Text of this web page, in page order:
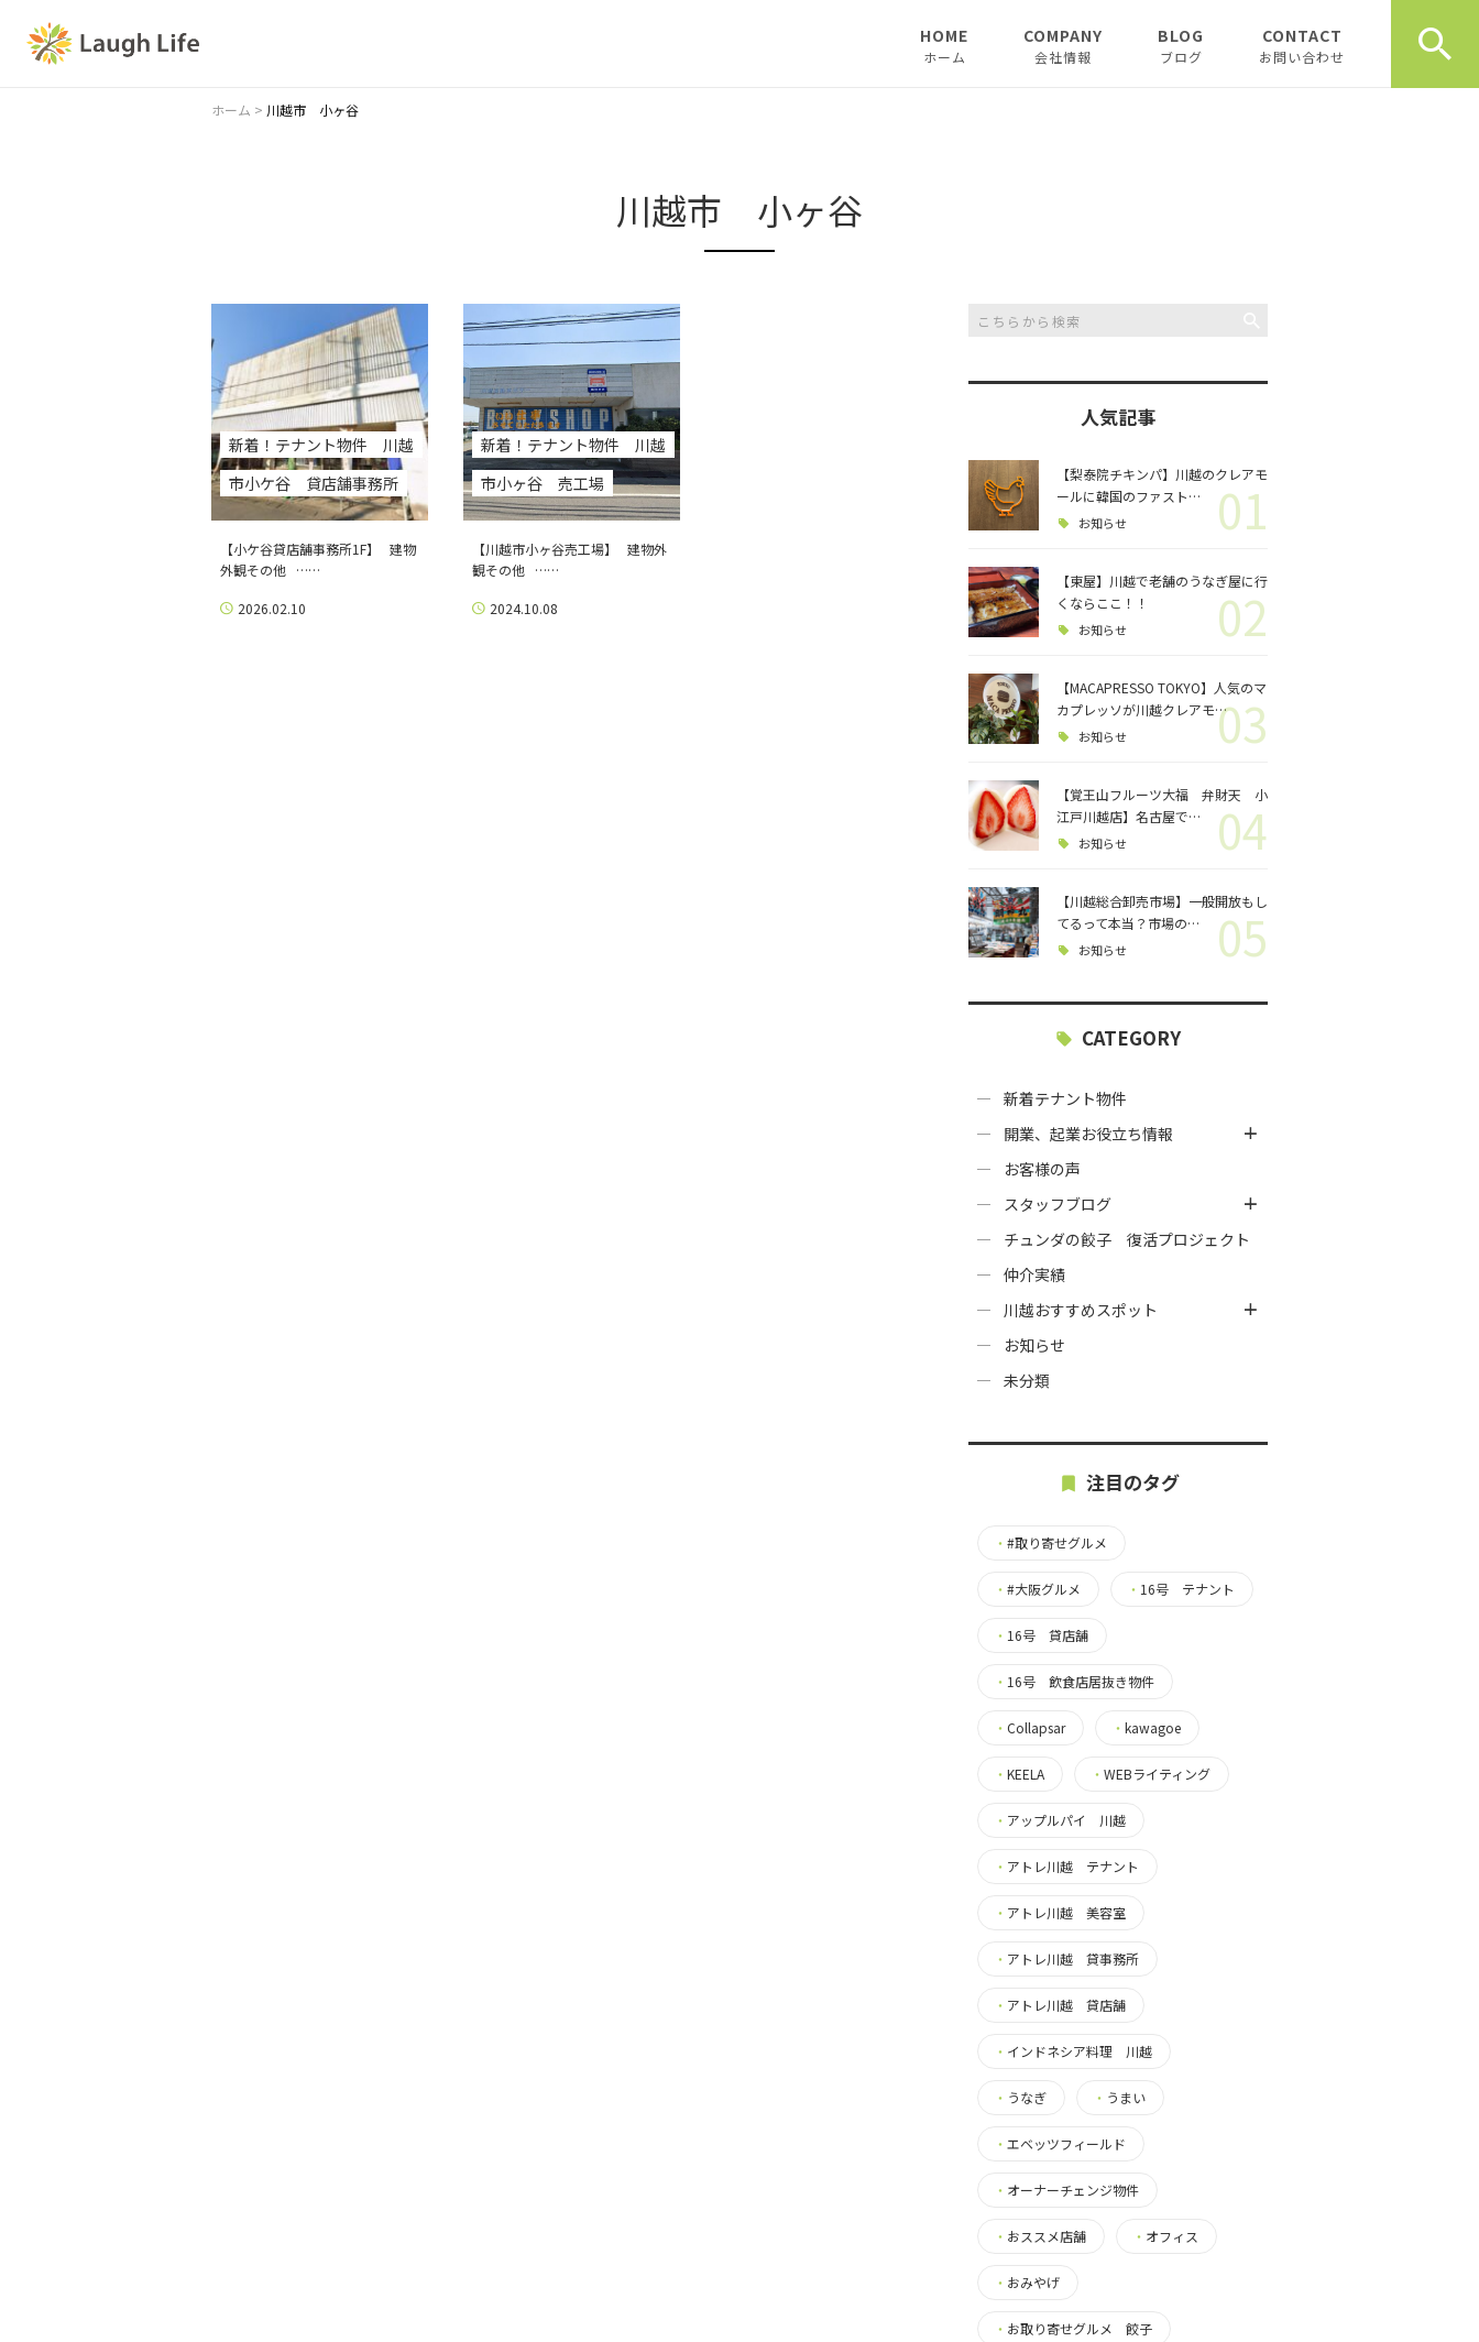
HOME
ホーム
COMPANY
会社情報
BLOG
ブログ
チュンダの餃子 復活プ
ロジェクト
CONTACT
お問い合わせ
ホーム > 川越市 小ヶ谷
川越市 小ヶ谷
新着！テナント物件 川越
市小ケ谷 貸店舗事務所
【小ケ谷貸店舗事務所1F】 建物
外観その他 ……
2026.02.10
新着！テナント物件 川越
市小ヶ谷 売工場
【川越市小ヶ谷売工場】 建物外
観その他 ……
2024.10.08
人気記事
【梨泰院チキンパ】川越のクレアモ
ールに韓国のファスト…
お知らせ 01
【東屋】川越で老舗のうなぎ屋に行
くならここ！！
お知らせ 02
【MACAPRESSO TOKYO】人気のマ
カプレッソが川越クレアモ…
お知らせ 03
【覚王山フルーツ大福 弁財天 小
江戸川越店】名古屋で…
お知らせ 04
【川越総合卸売市場】一般開放もし
てるって本当？市場の…
お知らせ 05
CATEGORY
新着テナント物件
開業、起業お役立ち情報
お客様の声
スタッフブログ
チュンダの餃子 復活プロジェクト
仲介実績
川越おすすめスポット
お知らせ
未分類
注目のタグ
・ #取り寄せグルメ
・ #大阪グルメ ・ 16号 テナント
・ 16号 貸店舗
・ 16号 飲食店居抜き物件
・ Collapsar ・ kawagoe
・ KEELA ・ WEBライティング
・ アップルパイ 川越
・ アトレ川越 テナント
・ アトレ川越 美容室
・ アトレ川越 貸事務所
・ アトレ川越 貸店舗
・ インドネシア料理 川越
・ うなぎ ・ うまい
・ エベッツフィールド
・ オーナーチェンジ物件
・ おススメ店舗 ・ オフィス
・ おみやげ
・ お取り寄せグルメ 餃子